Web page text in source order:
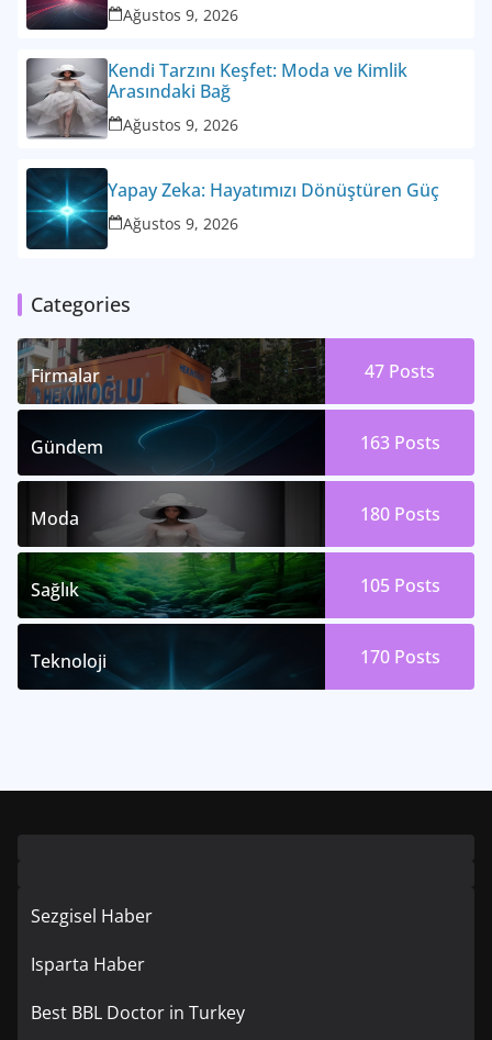
Ağustos 9, 2026
Kendi Tarzını Keşfet: Moda ve Kimlik
Arasındaki Bağ
Ağustos 9, 2026
Yapay Zeka: Hayatımızı Dönüştüren Güç
Ağustos 9, 2026
Categories
Firmalar 47 Posts
Gündem 163 Posts
Moda 180 Posts
Sağlık 105 Posts
Teknoloji 170 Posts
Sezgisel Haber
Isparta Haber
Best BBL Doctor in Turkey